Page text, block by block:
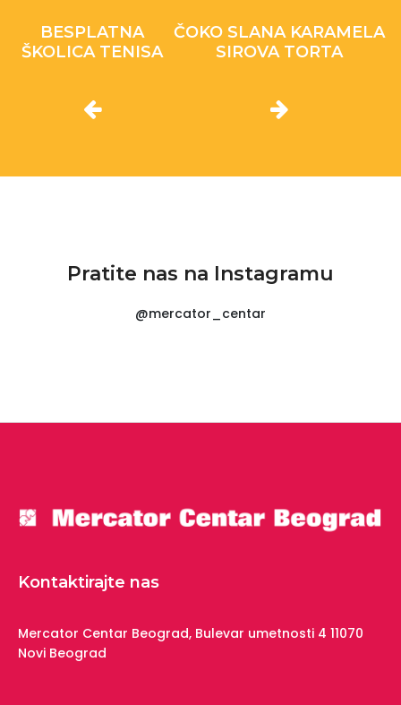
BESPLATNA
ŠKOLICA TENISA
ČOKO SLANA KARAMELA
SIROVA TORTA
Pratite nas na Instagramu
@mercator_centar
Kontaktirajte nas
Mercator Centar Beograd, Bulevar umetnosti 4 11070
Novi Beograd